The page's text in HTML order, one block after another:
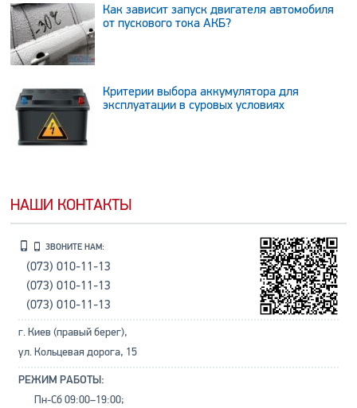
Как зависит запуск двигателя автомобиля
от пускового тока АКБ?
Критерии выбора аккумулятора для
эксплуатации в суровых условиях
НАШИ КОНТАКТЫ
ЗВОНИТЕ НАМ:
(073) 010-11-13
(073) 010-11-13
(073) 010-11-13
г. Киев (правый берег),
ул. Кольцевая дорога, 15
РЕЖИМ РАБОТЫ:
Пн-Сб 09:00–19:00;